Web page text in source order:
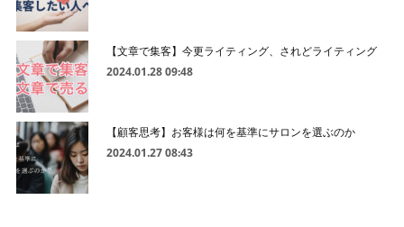
【文章で集客】今更ライティング、されどライティング
2024.01.28 09:48
【顧客思考】お客様は何を基準にサロンを選ぶのか
2024.01.27 08:43